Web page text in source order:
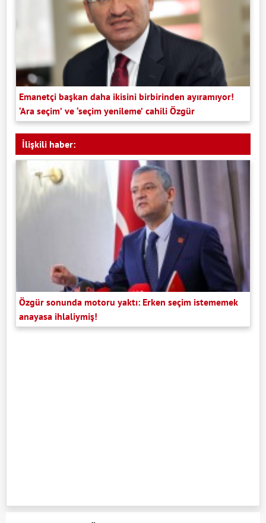
Emanetçi başkan daha ikisini birbirinden ayıramıyor!
‘Ara seçim’ ve ‘seçim yenileme’ cahili Özgür
İlişkili haber:
Özgür sonunda motoru yaktı: Erken seçim istememek
anayasa ihlaliymiş!